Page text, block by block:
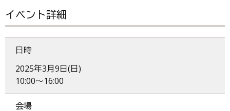
イベント詳細
日時
2025年3月9日(日)
10:00～16:00
会場